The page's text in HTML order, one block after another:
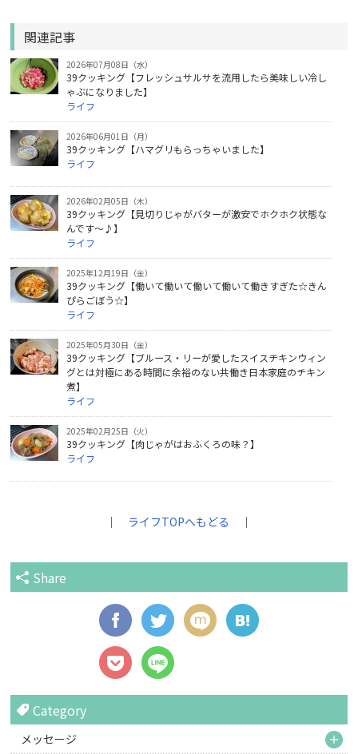
関連記事
2026年07月08日（水）
39クッキング【フレッシュサルサを流用したら美味しい冷し
ゃぶになりました】
ライフ
2026年06月01日（月）
39クッキング【ハマグリもらっちゃいました】
ライフ
2026年02月05日（木）
39クッキング【見切りじゃがバターが激安でホクホク状態な
んです～♪】
ライフ
2025年12月19日（金）
39クッキング【働いて働いて働いて働いて働きすぎた☆きん
ぴらごぼう☆】
ライフ
2025年05月30日（金）
39クッキング【ブルース・リーが愛したスイスチキンウィン
グとは対極にある時間に余裕のない共働き日本家庭のチキン
煮】
ライフ
2025年02月25日（火）
39クッキング【肉じゃがはおふくろの味？】
ライフ
｜ ライフTOPへもどる ｜
Share
Category
メッセージ